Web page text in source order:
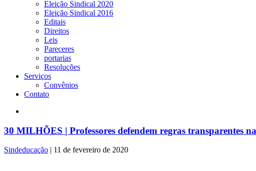
Eleição Sindical 2020
Eleição Sindical 2016
Editais
Direitos
Leis
Pareceres
portarias
Resoluções
Serviços
Convênios
Contato
30 MILHÕES | Professores defendem regras transparentes
Sindeducação | 11 de fevereiro de 2020